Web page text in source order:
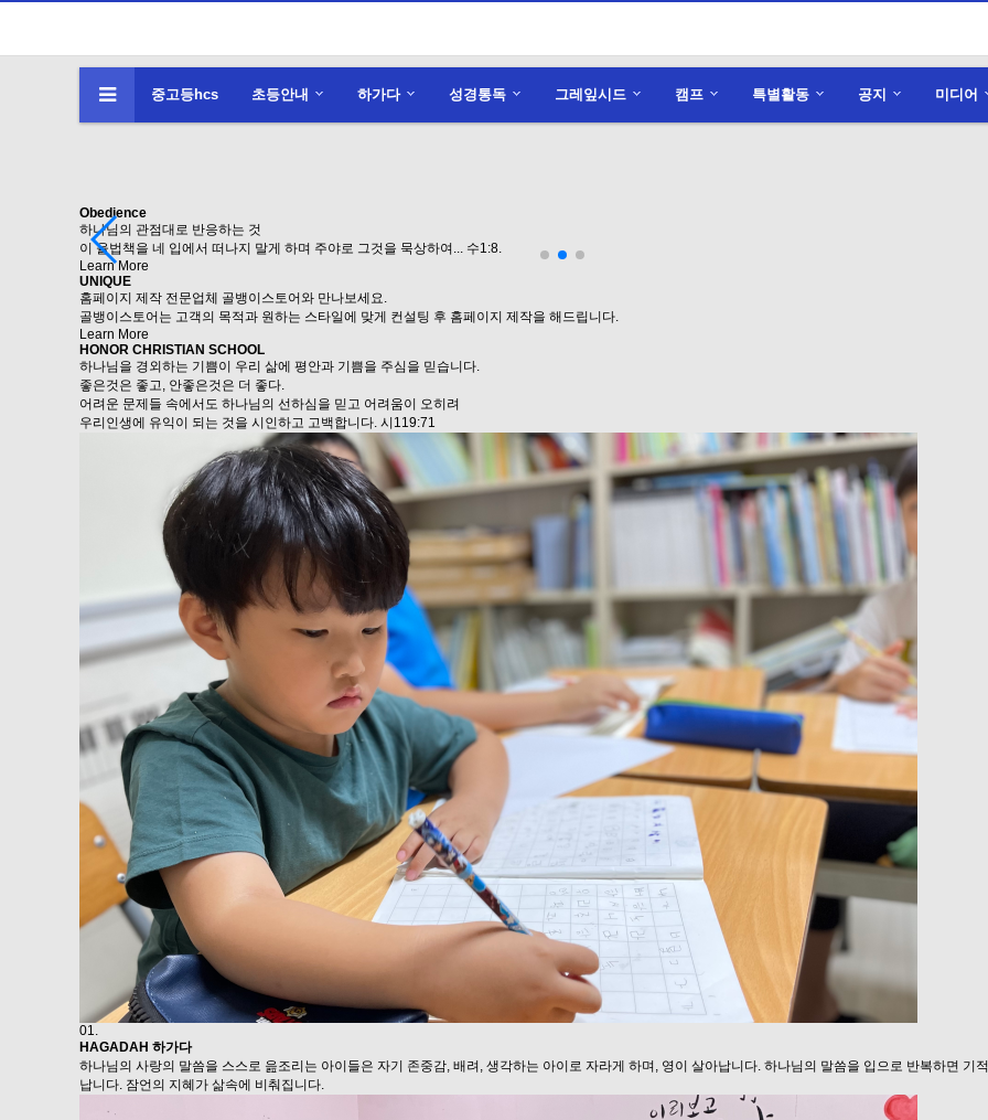
중고등hcs 초등안내 하가다 성경통독 그레잎시드 캠프 특별활동 공지 미디어
Obedience
하나님의 관점대로 반응하는 것
이 율법책을 네 입에서 떠나지 말게 하며 주야로 그것을 묵상하여... 수1:8.
Learn More
UNIQUE
홈페이지 제작 전문업체 골뱅이스토어와 만나보세요.
골뱅이스토어는 고객의 목적과 원하는 스타일에 맞게 컨설팅 후 홈페이지 제작을 해드립니다.
Learn More
HONOR CHRISTIAN SCHOOL
하나님을 경외하는 기쁨이 우리 삶에 평안과 기쁨을 주심을 믿습니다.
좋은것은 좋고, 안좋은것은 더 좋다.
어려운 문제들 속에서도 하나님의 선하심을 믿고 어려움이 오히려
우리인생에 유익이 되는 것을 시인하고 고백합니다. 시119:71
01.
HAGADAH 하가다
하나님의 사랑의 말씀을 스스로 읊조리는 아이들은 자기 존중감, 배려, 생각하는 아이로 자라게 하며, 영이 살아납니다. 하나님의 말씀을 입으로 반복하면 기
납니다. 잠언의 지혜가 삶속에 비춰집니다.